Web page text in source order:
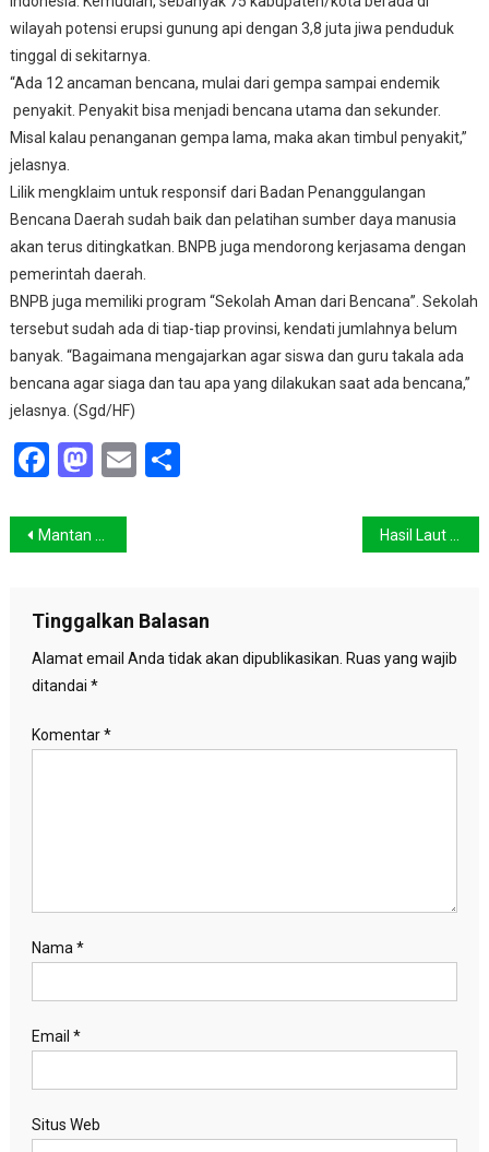
wilayah potensi erupsi gunung api dengan 3,8 juta jiwa penduduk
tinggal di sekitarnya.
“Ada 12 ancaman bencana, mulai dari gempa sampai endemik
penyakit. Penyakit bisa menjadi bencana utama dan sekunder.
Misal kalau penanganan gempa lama, maka akan timbul penyakit,”
jelasnya.
Lilik mengklaim untuk responsif dari Badan Penanggulangan
Bencana Daerah sudah baik dan pelatihan sumber daya manusia
akan terus ditingkatkan. BNPB juga mendorong kerjasama dengan
pemerintah daerah.
BNPB juga memiliki program “Sekolah Aman dari Bencana”. Sekolah
tersebut sudah ada di tiap-tiap provinsi, kendati jumlahnya belum
banyak. “Bagaimana mengajarkan agar siswa dan guru takala ada
bencana agar siaga dan tau apa yang dilakukan saat ada bencana,”
jelasnya. (Sgd/HF)
Facebook
Mastodon
EmailShare
Navigasi
Mantan Drummer GNR Protes Perburuan Lumba-lumba
Tinggalkan Balasan
Alamat email Anda tidak akan dipublikasikan. Ruas yang wajib
ditandai *
Komentar*
Nama *
Email *
Situs Web